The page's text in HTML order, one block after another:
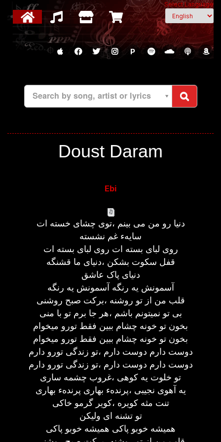
Select Language
P
Search by song, artist or lyrics
Doust Daram
Ebi
دنیا رو من می بینم ،توی چشای خسته ات
سایهء غم نشسته
روی لبای بسته ات روی لبای بسته ات
قفل سکوت بشکن ،دنیای ما قشنگه
دنیای پاک عاشق
آسمونش یه رنگه آسمونش یه رنگه
قلب من از تو روشنه ،برکت صبح روشنی
بی تو نمیتونم باشم ،هر جا برم تو با منی
بخون تو خونه چشام ببین فقط تورو میخوام
بخون تو خونه چشام ببین فقط تورو میخوام
دوست دارم دوست دارم ،تو زندگی تورو دارم
دوست دارم دوست دارم ،تو زندگی تورو دارم
تو خلوت یه کوهی ،غروب چشمه ساری
یه آهوی نجیبی ،پرندهء بهاری پرندهء بهاری
تنت مثه کویره ،کویر گرمو خاکی
تو تشنه ای ولیکن
همیشه خوبو پاکی همیشه خوبو پاکی